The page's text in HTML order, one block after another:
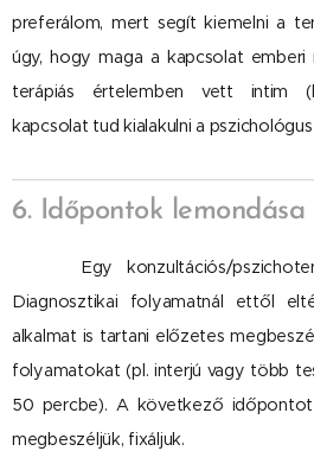
preferálom, mert segít kiemelni a
úgy, hogy maga a kapcsolat emberi
terápiás értelemben vett intim
kapcsolat tud kialakulni a
6. Időpontok lemondása
Egy konzultációs/
Diagnosztikai folyamatnál ettől
alkalmat is tartani előzetes
folyamatokat (pl. interjú vagy több
50 percbe). A következő
megbeszéljük, fixáljuk.